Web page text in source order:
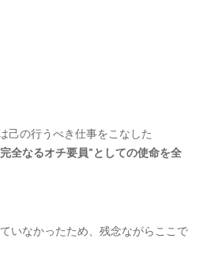
己の行うべき仕事をこなした
全なるオチ要員”としての使命を全
いなかったため、残念ながらここで